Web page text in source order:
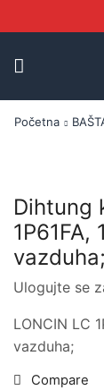
Početna
Dihtung
1P61FA,
vazduha;
Ulogujte se
LONCIN LC
vazduha;
Compare